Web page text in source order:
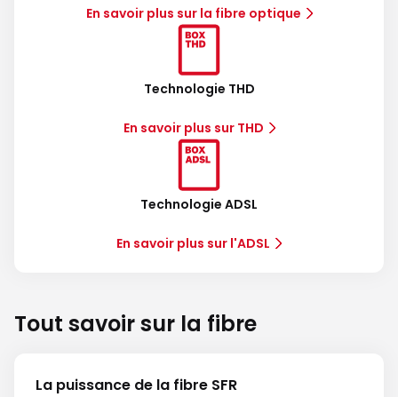
En savoir plus sur la fibre optique
Technologie THD
En savoir plus sur THD
Technologie ADSL
En savoir plus sur l'ADSL
Tout savoir sur la fibre
La puissance de la fibre SFR